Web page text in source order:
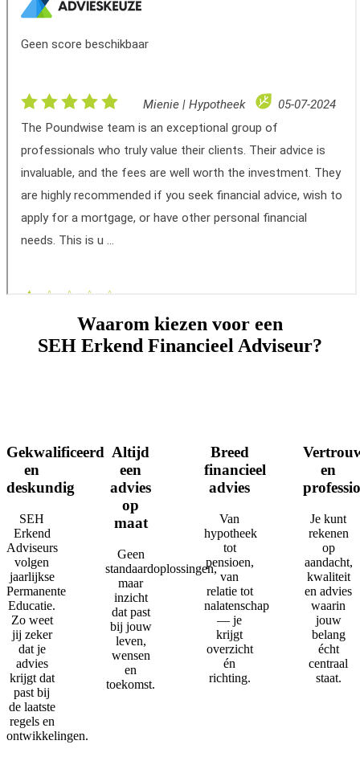
Waarom kiezen voor een
SEH Erkend Financieel Adviseur?
Gekwalificeerd
en
deskundig
SEH
Erkend
Adviseurs
volgen
jaarlijkse
Permanente
Educatie.
Zo weet
jij zeker
dat je
advies
krijgt dat
past bij
de laatste
regels en
ontwikkelingen.
Altijd
een
advies
op
maat
Geen
standaardoplossingen,
maar
inzicht
dat past
bij jouw
leven,
wensen
en
toekomst.
Breed
financieel
advies
Van
hypotheek
tot
pensioen,
van
relatie tot
nalatenschap
— je
krijgt
overzicht
én
richting.
en
Je kunt
rekenen
op
aandacht,
kwaliteit
en advies
waarin
jouw
belang
écht
centraal
staat.